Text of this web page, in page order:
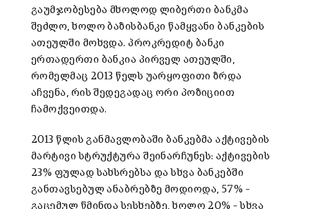
გაუმჯობესება მხოლოდ ლიბერთი ბანკმა
შეძლო, ხოლო ბაზისბანკი წამყვანი ბანკების
ათეულში მოხვდა. პროკრედიტ ბანკი
ერთადერთი ბანკია პირველ ათეულში,
რომელმაც 2013 წელს უარყოფითი ზრდა
აჩვენა, რის შედეგადაც ორი პოზიციით
ჩამოქვეითდა.
2013 წლის განმავლობაში ბანკებმა აქტივების
მარტივი სტრუქტურა შეინარჩუნეს: აქტივების
23% ფულად სახსრებსა და სხვა ბანკებში
განთავსებულ ანაბრებზე მოდიოდა, 57% –
გაცემულ წმინდა სესხებზე, ხოლო 20% – სხვა